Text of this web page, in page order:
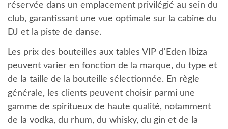
réservée dans un emplacement privilégié au sein du
club, garantissant une vue optimale sur la cabine du
DJ et la piste de danse.
Les prix des bouteilles aux tables VIP d'Eden Ibiza
peuvent varier en fonction de la marque, du type et
de la taille de la bouteille sélectionnée. En règle
générale, les clients peuvent choisir parmi une
gamme de spiritueux de haute qualité, notamment
de la vodka, du rhum, du whisky, du gin et de la